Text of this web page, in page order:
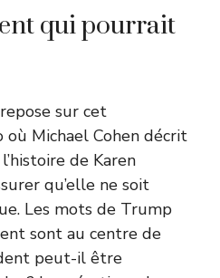
qui pourrait
sur cet
Michael Cohen décrit
de Karen
qu’elle ne soit
Les mots de Trump
sont au centre de
peut-il être